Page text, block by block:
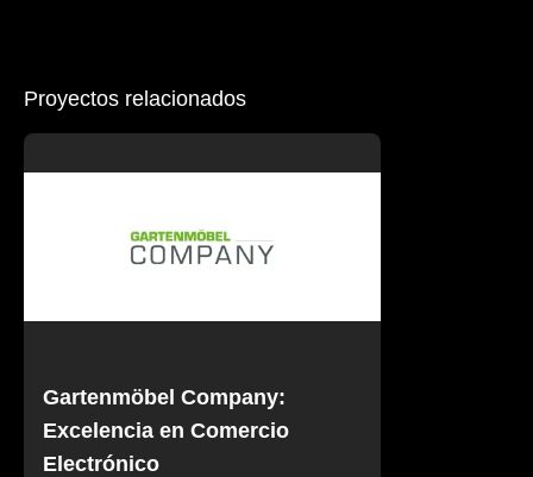
Proyectos relacionados
Gartenmöbel Company:
Excelencia en Comercio
Electrónico